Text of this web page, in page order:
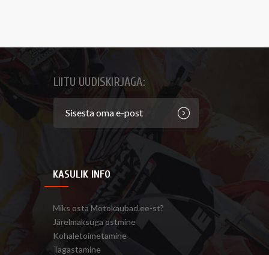
LIITU UUDISKIRJAGA:
KASULIK INFO
Miks osta Motokaubad.ee-st?
Järelmaksuga ostmine
Kohaletoimetamine
Tagastamine